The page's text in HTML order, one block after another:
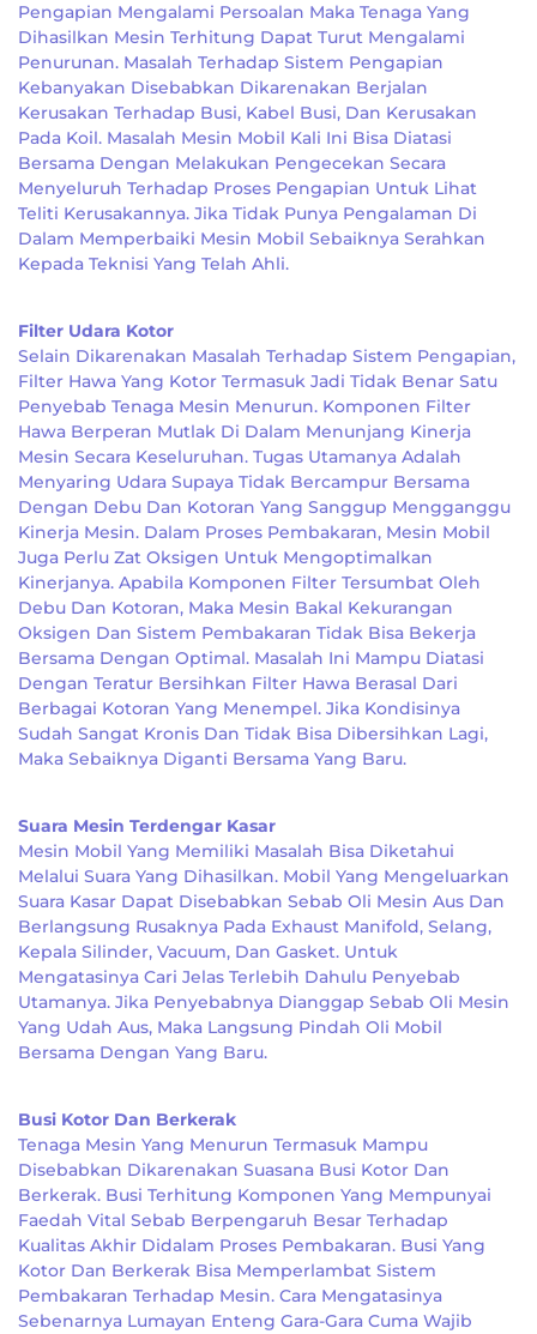
Pengapian Mengalami Persoalan Maka Tenaga Yang
Dihasilkan Mesin Terhitung Dapat Turut Mengalami
Penurunan. Masalah Terhadap Sistem Pengapian
Kebanyakan Disebabkan Dikarenakan Berjalan
Kerusakan Terhadap Busi, Kabel Busi, Dan Kerusakan
Pada Koil. Masalah Mesin Mobil Kali Ini Bisa Diatasi
Bersama Dengan Melakukan Pengecekan Secara
Menyeluruh Terhadap Proses Pengapian Untuk Lihat
Teliti Kerusakannya. Jika Tidak Punya Pengalaman Di
Dalam Memperbaiki Mesin Mobil Sebaiknya Serahkan
Kepada Teknisi Yang Telah Ahli.
Filter Udara Kotor
Selain Dikarenakan Masalah Terhadap Sistem Pengapian,
Filter Hawa Yang Kotor Termasuk Jadi Tidak Benar Satu
Penyebab Tenaga Mesin Menurun. Komponen Filter
Hawa Berperan Mutlak Di Dalam Menunjang Kinerja
Mesin Secara Keseluruhan. Tugas Utamanya Adalah
Menyaring Udara Supaya Tidak Bercampur Bersama
Dengan Debu Dan Kotoran Yang Sanggup Mengganggu
Kinerja Mesin. Dalam Proses Pembakaran, Mesin Mobil
Juga Perlu Zat Oksigen Untuk Mengoptimalkan
Kinerjanya. Apabila Komponen Filter Tersumbat Oleh
Debu Dan Kotoran, Maka Mesin Bakal Kekurangan
Oksigen Dan Sistem Pembakaran Tidak Bisa Bekerja
Bersama Dengan Optimal. Masalah Ini Mampu Diatasi
Dengan Teratur Bersihkan Filter Hawa Berasal Dari
Berbagai Kotoran Yang Menempel. Jika Kondisinya
Sudah Sangat Kronis Dan Tidak Bisa Dibersihkan Lagi,
Maka Sebaiknya Diganti Bersama Yang Baru.
Suara Mesin Terdengar Kasar
Mesin Mobil Yang Memiliki Masalah Bisa Diketahui
Melalui Suara Yang Dihasilkan. Mobil Yang Mengeluarkan
Suara Kasar Dapat Disebabkan Sebab Oli Mesin Aus Dan
Berlangsung Rusaknya Pada Exhaust Manifold, Selang,
Kepala Silinder, Vacuum, Dan Gasket. Untuk
Mengatasinya Cari Jelas Terlebih Dahulu Penyebab
Utamanya. Jika Penyebabnya Dianggap Sebab Oli Mesin
Yang Udah Aus, Maka Langsung Pindah Oli Mobil
Bersama Dengan Yang Baru.
Busi Kotor Dan Berkerak
Tenaga Mesin Yang Menurun Termasuk Mampu
Disebabkan Dikarenakan Suasana Busi Kotor Dan
Berkerak. Busi Terhitung Komponen Yang Mempunyai
Faedah Vital Sebab Berpengaruh Besar Terhadap
Kualitas Akhir Didalam Proses Pembakaran. Busi Yang
Kotor Dan Berkerak Bisa Memperlambat Sistem
Pembakaran Terhadap Mesin. Cara Mengatasinya
Sebenarnya Lumayan Enteng Gara-Gara Cuma Wajib